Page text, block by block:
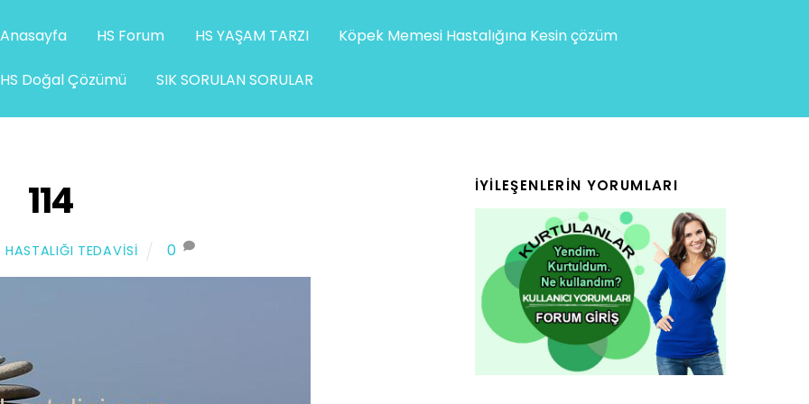
Anasayfa HS Forum HS YAŞAM TARZI Köpek Memesi Hastalığına Kesin çözüm
HS Doğal Çözümü SIK SORULAN SORULAR
114
HASTALIĞI TEDAVISI 0
İYILEŞENLERIN YORUMLARI